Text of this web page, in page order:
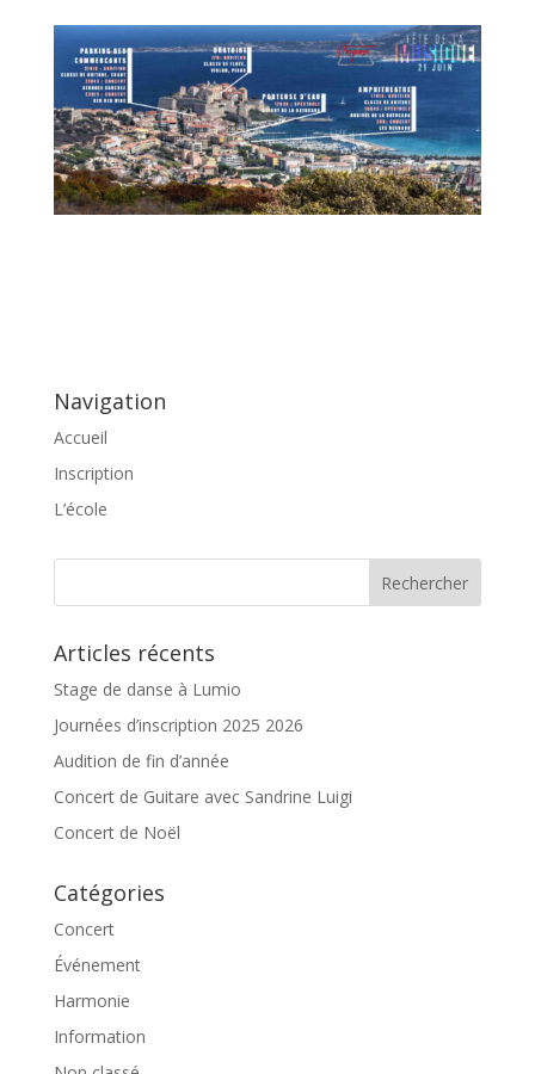
Navigation
Accueil
Inscription
L’école
Articles récents
Stage de danse à Lumio
Journées d’inscription 2025 2026
Audition de fin d’année
Concert de Guitare avec Sandrine Luigi
Concert de Noël
Catégories
Concert
Événement
Harmonie
Information